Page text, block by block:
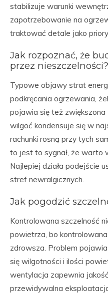
stabilizuje warunki
zapotrzebowanie na
traktować detale jako
Jak rozpoznać, że
przez nieszczelności?
Typowe objawy strat
podkręcania ogrzewania,
pojawia się też
wilgoć kondensuje się w
rachunki rosną przy tych
to jest to sygnał, że warto
Najlepiej działa podejście
stref newralgicznych.
Jak pogodzić
Kontrolowana szczelność
powietrza, bo
zdrowsza. Problem
się wilgotności i ilości
wentylacja zapewnia
przewidywalna